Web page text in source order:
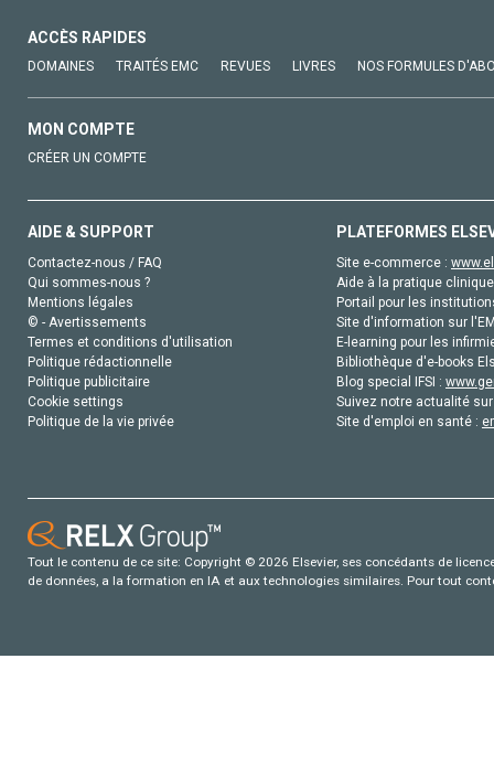
ACCÈS RAPIDES
DOMAINES TRAITÉS EMC REVUES LIVRES NOS FORMULES
MON COMPTE
CRÉER UN COMPTE
AIDE & SUPPORT
Contactez-nous / FAQ
Qui sommes-nous ?
Mentions légales
© - Avertissements
Termes et conditions d'utilisation
Politique rédactionnelle
Politique publicitaire
Cookie settings
Politique de la vie privée
PLATEFORMES
Site e-commerce :
Aide à la pratique
Portail pour les
Site d'information sur
E-learning pour les
Bibliothèque d'e-books
Blog special IFSI :
Suivez notre actualité
Site d'emploi en santé :
Tout le contenu de ce site: Copyright © 2026 Elsevier, ses concédants de
de données, a la formation en IA et aux technologies similaires. Pour tout